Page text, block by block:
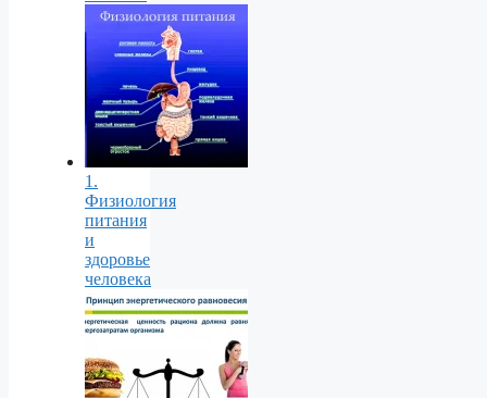
1.
Физиология
питания
и
здоровье
человека